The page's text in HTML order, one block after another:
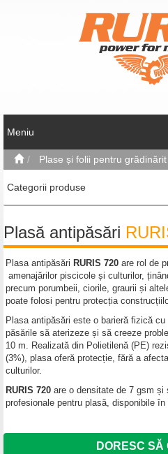
Meniu
Plase și folii pentru grădinărit
Categorii produse
Plasă antipăsări
Plasa antipăsări RURIS 720 are rol de
amenajărilor piscicole și culturilor,
precum porumbeii, ciorile, graurii și
poate folosi pentru protecția
Plasa antipăsări este o barieră fizică
păsările să aterizeze și să creeze
10 m. Realizată din Polietilenă (PE)
(3%), plasa oferă protecție, fără a
culturilor.
RURIS 720 are o densitate de 7 gsm și
profesionale pentru plasă, disponibile
DORESC SĂ